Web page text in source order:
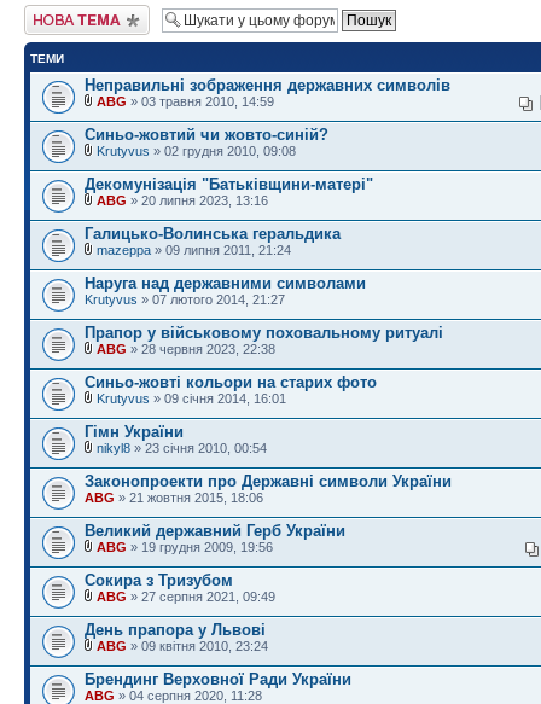
Створити нову тему
ТЕМИ
Неправильні зображення державних символів
ABG » 03 травня 2010, 14:59
Синьо-жовтий чи жовто-синій?
Krutyvus » 02 грудня 2010, 09:08
Декомунізація "Батьківщини-матері"
ABG » 20 липня 2023, 13:16
Галицько-Волинська геральдика
mazeppa » 09 липня 2011, 21:24
Наруга над державними символами
Krutyvus » 07 лютого 2014, 21:27
Прапор у військовому поховальному ритуалі
ABG » 28 червня 2023, 22:38
Синьо-жовті кольори на старих фото
Krutyvus » 09 січня 2014, 16:01
Гімн України
nikyl8 » 23 січня 2010, 00:54
Законопроекти про Державні символи України
ABG » 21 жовтня 2015, 18:06
Великий державний Герб України
ABG » 19 грудня 2009, 19:56
Сокира з Тризубом
ABG » 27 серпня 2021, 09:49
День прапора у Львові
ABG » 09 квітня 2010, 23:24
Брендинг Верховної Ради України
ABG » 04 серпня 2020, 11:28